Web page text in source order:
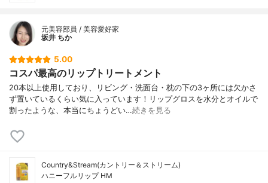
元美容部員 / 美容愛好家
坂井 ちか
5.00
コスパ最高のリップトリートメント
20本以上使用しており、リビング・洗面台・枕の下の3ヶ所には欠かさ
ず置いているくらい気に入っています！リップグロスを水分とオイルで
割ったような、本当にちょうどい…続きを見る
Country&Stream(カントリー＆ストリーム)
ハニーフルリップ HM